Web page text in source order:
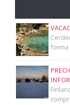
forma